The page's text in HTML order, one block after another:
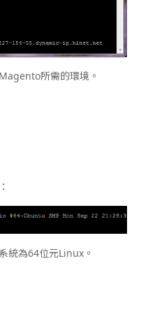
所需的環境。
統為64位元Linux。